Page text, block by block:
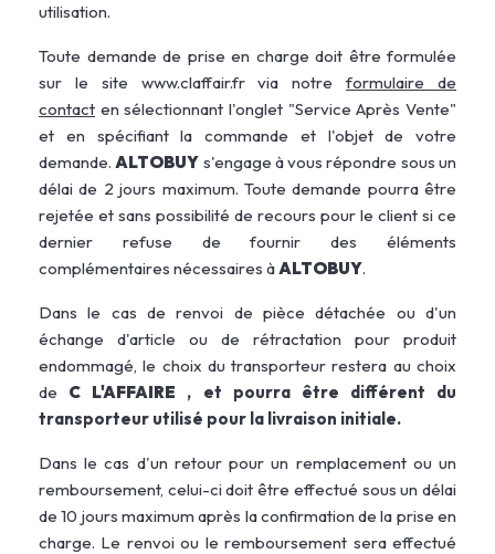
utilisation.
Toute demande de prise en charge doit être formulée
sur le site www.claffair.fr via notreformulaire de
contact en sélectionnant l'onglet "Service Après Vente"
et en spécifiant la commande et l'objet de votre
demande.ALTOBUY s'engage à vous répondre sous un
délai de 2 jours maximum. Toute demande pourra être
rejetée et sans possibilité de recours pour le client si ce
dernier refuse de fournir des éléments
complémentaires nécessaires àALTOBUY.
Dans le cas de renvoi de pièce détachée ou d'un
échange d'article ou de rétractation pour produit
endommagé, le choix du transporteur restera au choix
de C L'AFFAIRE , et pourra être différent du
transporteur utilisé pour la livraison initiale.
Dans le cas d'un retour pour un remplacement ou un
remboursement, celui-ci doit être effectué sous un délai
de 10 jours maximum après la confirmation de la prise en
charge. Le renvoi ou le remboursement sera effectué